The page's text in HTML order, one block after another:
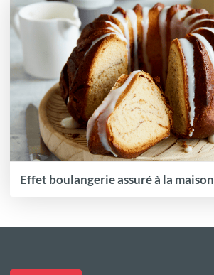
Effet boulangerie assuré à la maison